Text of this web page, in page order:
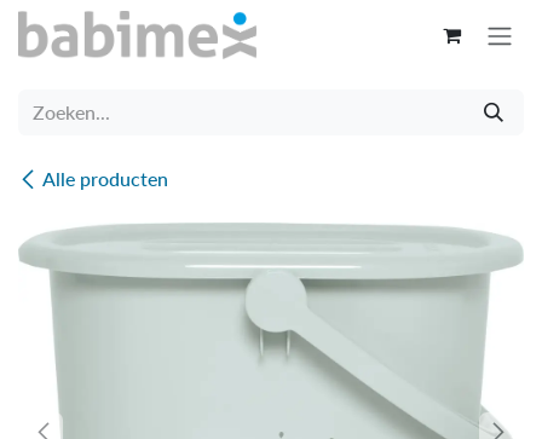
Overslaan naar inhoud
Alle producten